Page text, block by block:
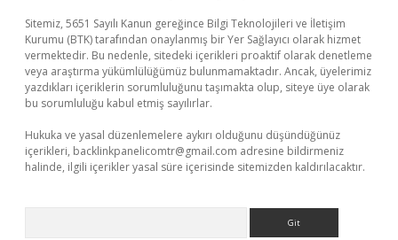
Sitemiz, 5651 Sayılı Kanun gereğince Bilgi Teknolojileri ve İletişim
Kurumu (BTK) tarafından onaylanmış bir Yer Sağlayıcı olarak hizmet
vermektedir. Bu nedenle, sitedeki içerikleri proaktif olarak denetleme
veya araştırma yükümlülüğümüz bulunmamaktadır. Ancak, üyelerimiz
yazdıkları içeriklerin sorumluluğunu taşımakta olup, siteye üye olarak
bu sorumluluğu kabul etmiş sayılırlar.
Hukuka ve yasal düzenlemelere aykırı olduğunu düşündüğünüz
içerikleri, backlinkpanelicomtr@gmail.com adresine bildirmeniz
halinde, ilgili içerikler yasal süre içerisinde sitemizden kaldırılacaktır.